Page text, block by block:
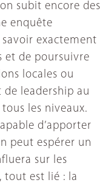
subit encore des
enquête
exactement
et de poursuivre
locales ou
leadership au
tous les niveaux.
d’apporter
peut espérer un
sur les
tout est lié : la